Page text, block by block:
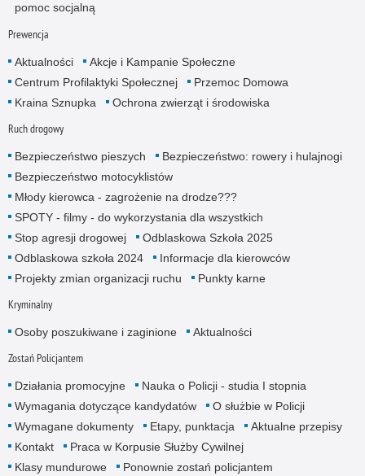
pomoc socjalną
Prewencja
Aktualności
Akcje i Kampanie Społeczne
Centrum Profilaktyki Społecznej
Przemoc Domowa
Kraina Sznupka
Ochrona zwierząt i środowiska
Ruch drogowy
Bezpieczeństwo pieszych
Bezpieczeństwo: rowery i hulajnogi
Bezpieczeństwo motocyklistów
Młody kierowca - zagrożenie na drodze???
SPOTY - filmy - do wykorzystania dla wszystkich
Stop agresji drogowej
Odblaskowa Szkoła 2025
Odblaskowa szkoła 2024
Informacje dla kierowców
Projekty zmian organizacji ruchu
Punkty karne
Kryminalny
Osoby poszukiwane i zaginione Aktualności
Zostań Policjantem
Działania promocyjne
Nauka o Policji - studia I stopnia
Wymagania dotyczące kandydatów
O służbie w Policji
Wymagane dokumenty
Etapy, punktacja
Aktualne przepisy
Kontakt
Praca w Korpusie Służby Cywilnej
Klasy mundurowe
Ponownie zostań policjantem